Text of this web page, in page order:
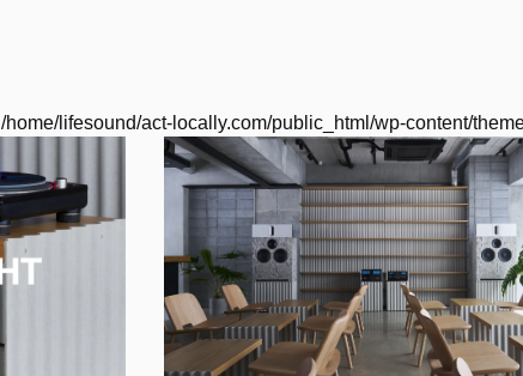
/home/lifesound/act-locally.com/public_html/wp-content/